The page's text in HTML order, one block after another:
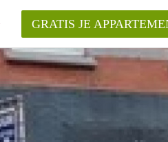
in Roermond?
GRATIS JE